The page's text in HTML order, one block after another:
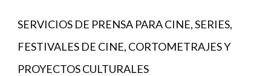
SERVICIOS DE PRENSA PARA CINE, SERIES,
FESTIVALES DE CINE, CORTOMETRAJES Y
PROYECTOS CULTURALES